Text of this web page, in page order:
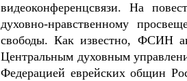
видеоконференцсвязи. На
духовно-нравственному
свободы. Как известно, ФСИН
Центральным духовным
Федерацией еврейских общин